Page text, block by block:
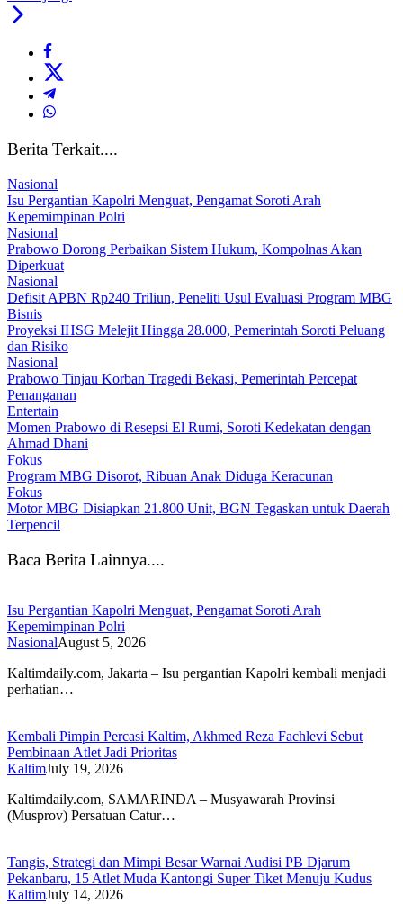
Berita Terkait....
Nasional
Isu Pergantian Kapolri Menguat, Pengamat Soroti Arah
Kepemimpinan Polri
Nasional
Prabowo Dorong Perbaikan Sistem Hukum, Kompolnas Akan
Diperkuat
Nasional
Defisit APBN Rp240 Triliun, Peneliti Usul Evaluasi Program MBG
Bisnis
Proyeksi IHSG Melejit Hingga 28.000, Pemerintah Soroti Peluang
dan Risiko
Nasional
Prabowo Tinjau Korban Tragedi Bekasi, Pemerintah Percepat
Penanganan
Entertain
Momen Prabowo di Resepsi El Rumi, Soroti Kedekatan dengan
Ahmad Dhani
Fokus
Program MBG Disorot, Ribuan Anak Diduga Keracunan
Fokus
Motor MBG Disiapkan 21.800 Unit, BGN Tegaskan untuk Daerah
Terpencil
Baca Berita Lainnya....
Isu Pergantian Kapolri Menguat, Pengamat Soroti Arah
Kepemimpinan Polri
NasionalAugust 5, 2026
Kaltimdaily.com, Jakarta – Isu pergantian Kapolri kembali menjadi
perhatian…
Kembali Pimpin Percasi Kaltim, Akhmed Reza Fachlevi Sebut
Pembinaan Atlet Jadi Prioritas
KaltimJuly 19, 2026
Kaltimdaily.com, SAMARINDA – Musyawarah Provinsi
(Musprov) Persatuan Catur…
Tangis, Strategi dan Mimpi Besar Warnai Audisi PB Djarum
Pekanbaru, 15 Atlet Muda Kantongi Super Tiket Menuju Kudus
KaltimJuly 14, 2026